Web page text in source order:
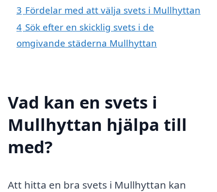
3 Fördelar med att välja svets i Mullhyttan
4 Sök efter en skicklig svets i de
omgivande städerna Mullhyttan
Vad kan en svets i
Mullhyttan hjälpa till
med?
Att hitta en bra svets i Mullhyttan kan